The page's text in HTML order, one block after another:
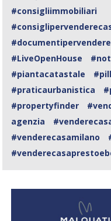
#consigliimmobiliari
#LiveOpenHouse
#piantacatastale
#praticaurbanistica
#propertyfinder
agenzia
#venderecasamilano